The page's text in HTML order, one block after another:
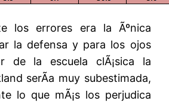
los errores era la Ãºnica
la defensa y para los ojos
de la escuela clÃ¡sica la
serÃ­a muy subestimada,
lo que mÃ¡s los perjudica